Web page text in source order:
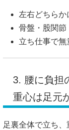
左右どちらか
骨盤・股関節
立ち仕事で
3. 腰に負担
重心は足元
足裏全体で立ち